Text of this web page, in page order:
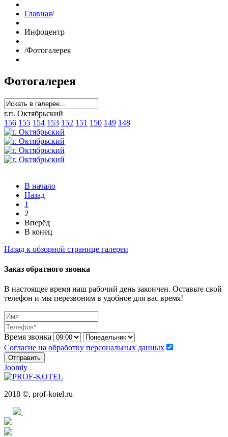
Главная/
Инфоцентр
/Фотогалерея
Фотогалерея
г.п. Октябрьский
156 155 154 153 152 151 150 149 148
В начало
Назад
1
2
Вперёд
В конец
Назад к обзорной странице галереи
Заказ обратного звонка
В настоящее время наш рабочий день закончен. Оставьте свой
телефон и мы перезвоним в удобное для вас время!
Время звонка
Согласие на обработку персональных данных
Отправить
Joomly
2018 ©, prof-kotel.ru